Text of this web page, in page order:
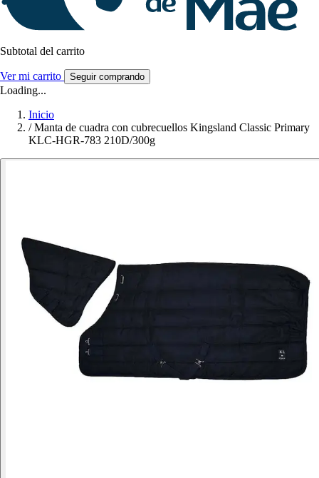
Subtotal del carrito
Ver mi carrito Seguir comprando
Loading...
Inicio
/ Manta de cuadra con cubrecuellos Kingsland Classic Primary
KLC-HGR-783 210D/300g